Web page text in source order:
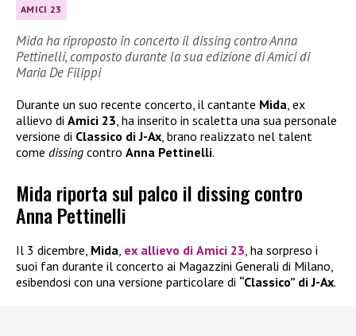
AMICI 23
Mida ha riproposto in concerto il dissing contro Anna
Pettinelli, composto durante la sua edizione di Amici di
Maria De Filippi
Durante un suo recente concerto, il cantante Mida, ex
allievo di Amici 23, ha inserito in scaletta una sua personale
versione di Classico di J-Ax, brano realizzato nel talent
come dissing contro Anna Pettinelli.
Mida riporta sul palco il dissing contro
Anna Pettinelli
Il 3 dicembre, Mida ex allievo di Amici 23 , ha sorpreso i
suoi fan durante il concerto ai Magazzini Generali di Milano,
esibendosi con una versione particolare di “Classico” di J-Ax.